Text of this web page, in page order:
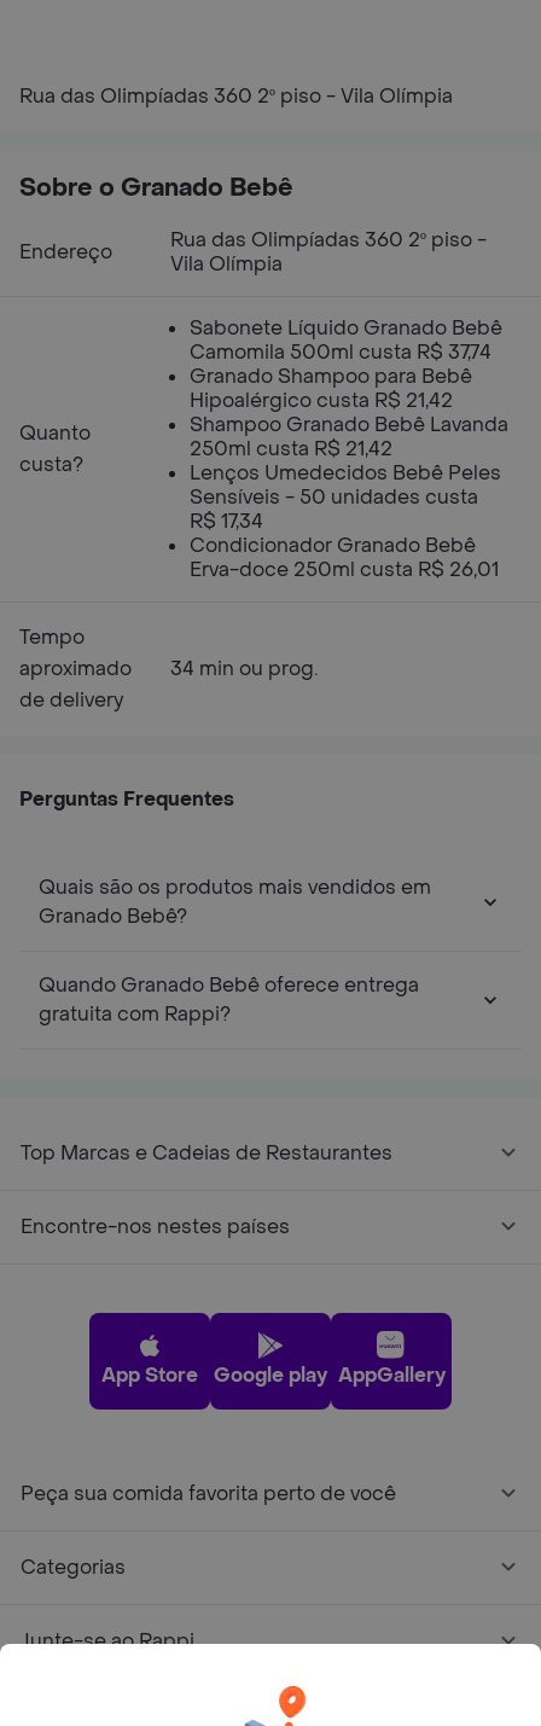
Rua das Olimpíadas 360 2º piso - Vila Olímpia
Sobre o Granado Bebê
Endereço
Rua das Olimpíadas 360 2º piso -
Vila Olímpia
Quanto
custa?
Sabonete Líquido Granado Bebê
Camomila 500ml custa R$ 37,74
Granado Shampoo para Bebê
Hipoalérgico custa R$ 21,42
Shampoo Granado Bebê Lavanda
250ml custa R$ 21,42
Lenços Umedecidos Bebê Peles
Sensíveis - 50 unidades custa
R$ 17,34
Condicionador Granado Bebê
Erva-doce 250ml custa R$ 26,01
Tempo
aproximado
de delivery
34 min ou prog.
Perguntas Frequentes
Quais são os produtos mais vendidos em
Granado Bebê?
Quando Granado Bebê oferece entrega
gratuita com Rappi?
Top Marcas e Cadeias de Restaurantes
Encontre-nos nestes países
App Store Google play AppGallery
Peça sua comida favorita perto de você
Categorias
Junte-se ao Rappi